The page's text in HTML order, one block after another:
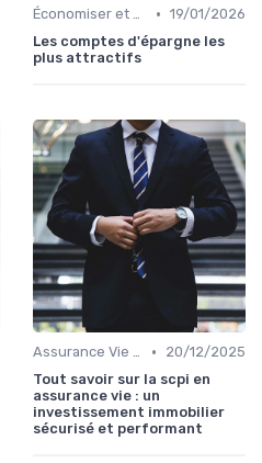
Économiser et Réduire les Dépenses • 19/01/2026
Les comptes d'épargne les
plus attractifs
Assurance Vie et Santé •
20/12/2025
Tout savoir sur la scpi en
assurance vie : un
investissement immobilier
sécurisé et performant